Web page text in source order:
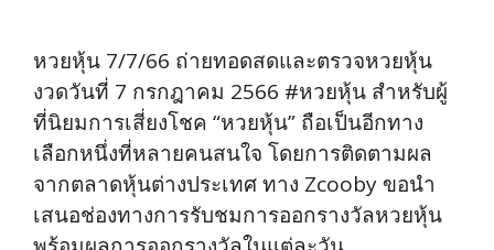
หวยหุ้น 7/7/66 ถ่ายทอดสดและตรวจหวยหุ้น
งวดวันที่ 7 กรกฎาคม 2566 #หวยหุ้น สำหรับผู้
ที่นิยมการเสี่ยงโชค “หวยหุ้น” ถือเป็นอีกทาง
เลือกหนึ่งที่หลายคนสนใจ โดยการติดตามผล
จากตลาดหุ้นต่างประเทศ ทาง Zcooby ขอนำ
เสนอช่องทางการรับชมการออกรางวัลหวยหุ้น